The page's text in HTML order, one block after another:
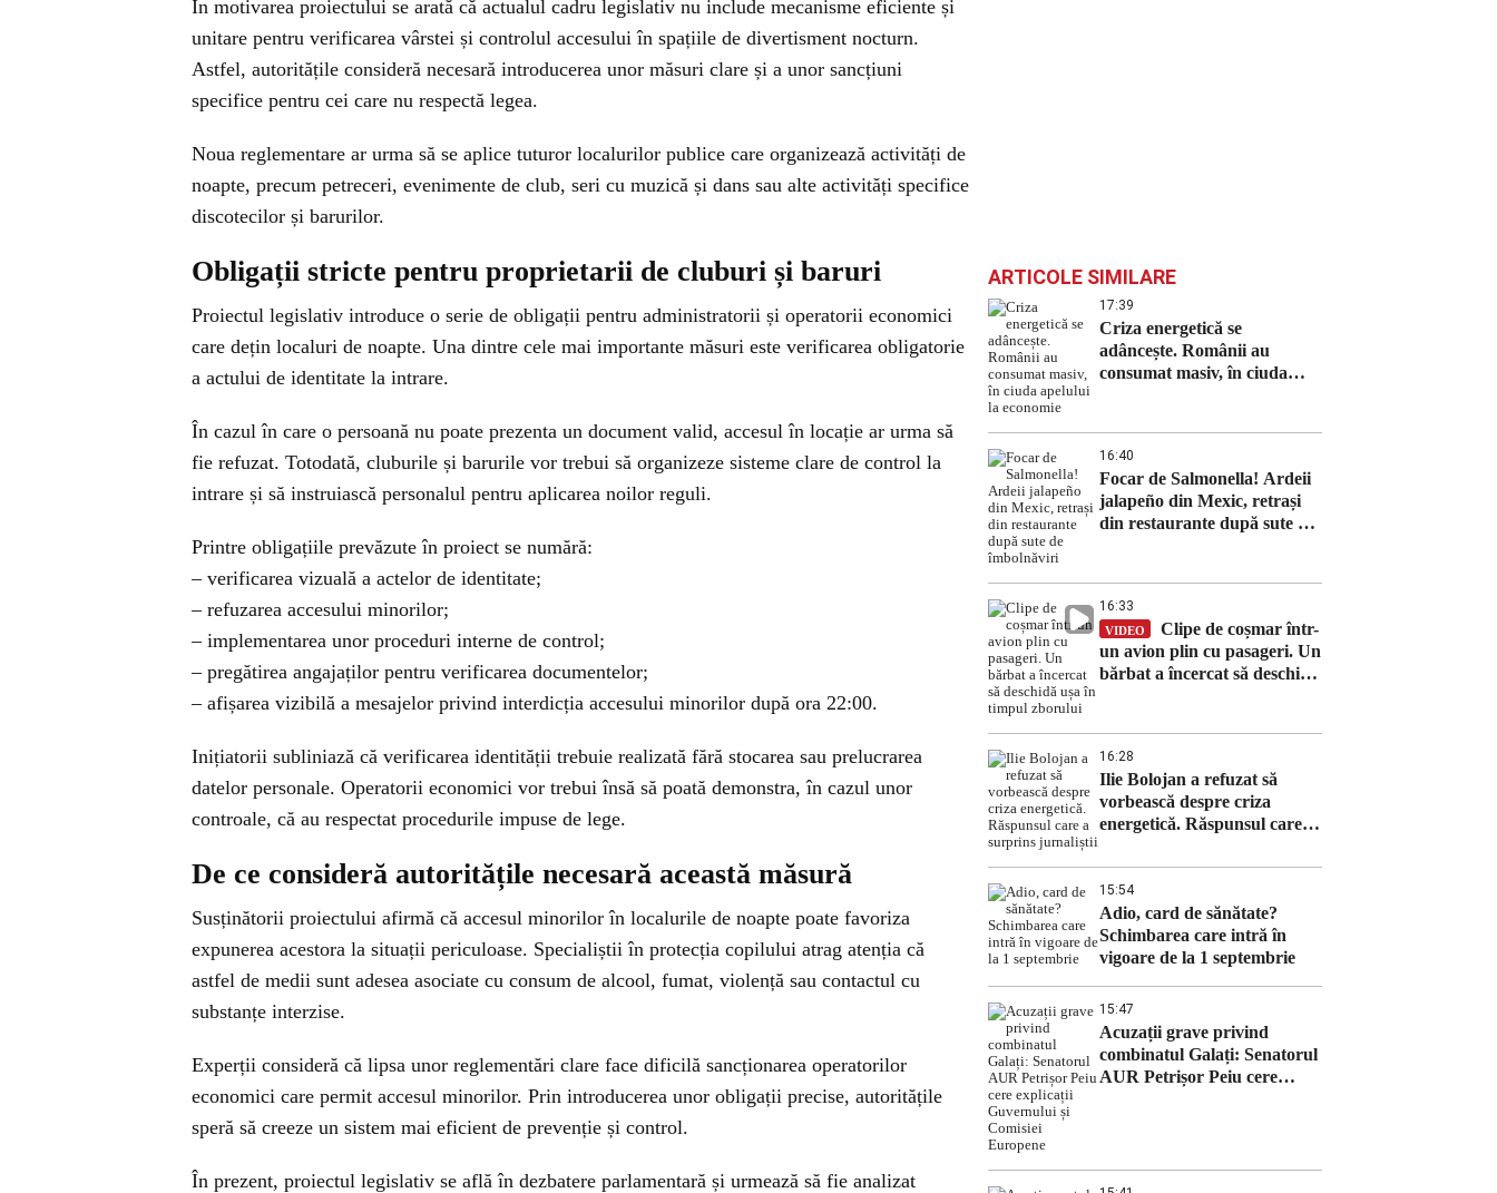
În motivarea proiectului se arată că actualul cadru legislativ nu include mecanisme eficiente și
unitare pentru verificarea vârstei și controlul accesului în spațiile de divertisment nocturn.
Astfel, autoritățile consideră necesară introducerea unor măsuri clare și a unor sancțiuni
specifice pentru cei care nu respectă legea.
Noua reglementare ar urma să se aplice tuturor localurilor publice care organizează activități de
noapte, precum petreceri, evenimente de club, seri cu muzică și dans sau alte activități specifice
discotecilor și barurilor.
Obligații stricte pentru proprietarii de cluburi și baruri
Proiectul legislativ introduce o serie de obligații pentru administratorii și operatorii economici
care dețin localuri de noapte. Una dintre cele mai importante măsuri este verificarea obligatorie
a actului de identitate la intrare.
În cazul în care o persoană nu poate prezenta un document valid, accesul în locație ar urma să
fie refuzat. Totodată, cluburile și barurile vor trebui să organizeze sisteme clare de control la
intrare și să instruiască personalul pentru aplicarea noilor reguli.
Printre obligațiile prevăzute în proiect se numără:
– verificarea vizuală a actelor de identitate;
– refuzarea accesului minorilor;
– implementarea unor proceduri interne de control;
– pregătirea angajaților pentru verificarea documentelor;
– afișarea vizibilă a mesajelor privind interdicția accesului minorilor după ora 22:00.
Inițiatorii subliniază că verificarea identității trebuie realizată fără stocarea sau prelucrarea
datelor personale. Operatorii economici vor trebui însă să poată demonstra, în cazul unor
controale, că au respectat procedurile impuse de lege.
De ce consideră autoritățile necesară această măsură
Susținătorii proiectului afirmă că accesul minorilor în localurile de noapte poate favoriza
expunerea acestora la situații periculoase. Specialiștii în protecția copilului atrag atenția că
astfel de medii sunt adesea asociate cu consum de alcool, fumat, violență sau contactul cu
substanțe interzise.
Experții consideră că lipsa unor reglementări clare face dificilă sancționarea operatorilor
economici care permit accesul minorilor. Prin introducerea unor obligații precise, autoritățile
speră să creeze un sistem mai eficient de prevenție și control.
În prezent, proiectul legislativ se află în dezbatere parlamentară și urmează să fie analizat
ARTICOLE SIMILARE
17:39
Criza energetică se
adâncește. Românii au
consumat masiv, în ciuda
16:40
Focar de Salmonella! Ardeii
jalapeño din Mexic, retrași
din restaurante după sute de
16:33
VIDEO
Clipe de coșmar într-
un avion plin cu pasageri. Un
bărbat a încercat să deschidă
16:28
Ilie Bolojan a refuzat să
vorbească despre criza
energetică. Răspunsul care a
15:54
Adio, card de sănătate?
Schimbarea care intră în
vigoare de la 1 septembrie
15:47
Acuzații grave privind
combinatul Galați: Senatorul
AUR Petrișor Peiu cere